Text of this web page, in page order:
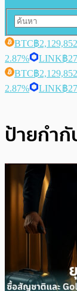
BTC฿2,129,852
2.87%
LINK฿
BTC฿2,129,852
2.87%
LINK฿
ป้ายกำกั